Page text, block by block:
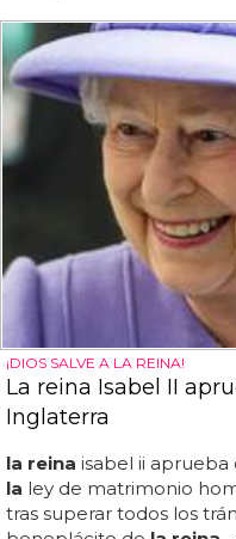
¡DIOS SALVE A LA REINA!
La reina Isabel II
Inglaterra
la reina isabel ii
la ley de matrimonio
tras superar todos los